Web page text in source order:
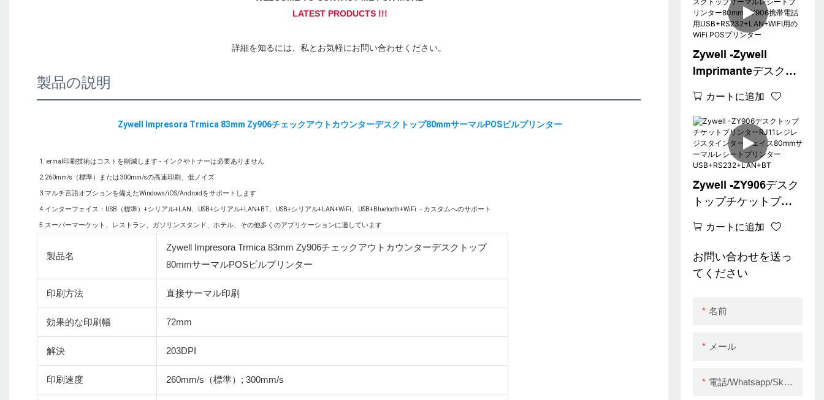
POSレシートプリン
ター
Zywell -Zywell
Imprimanteデスクト
トプリンター80mm
ZY906携帯電話用
USB+RS232+LAN+
WIFI用のWiFi POSプ
リンター
カートに追加
Zywell -ZY906デスク
トップチケットプリ
スタインターフェイ
ス80mmサーマルレシ
ートプリンター
カートに追加
お問い合わせを送っ
てください
名前
メール
電話/whatsapp/skype
製品の説明
1. ermal印刷技術はコストを削減します - インクやトナーは必要ありません
2.260mm/s（標準）または300mm/sの高速印刷、低ノイズ
3.マルチ言語オプションを備えたWindows/iOS/Androidをサポートします
4.インターフェイス：USB（標準）+シリアル+LAN、USB+シリアル+LAN+BT、USB+シリアル+LAN+WiFi、USB+Bluetooth+WiFi  - カスタムへのサポート
製品名
Zywell Impresora Trmica 83mm Zy906チェックアウトカウンターデスクトップ
80mmサーマルPOSビルプリンター
印刷方法 直接サーマル印刷
効果的な印刷幅 72mm
解決 203DPI
印刷速度 260mm/s（標準）; 300mm/s